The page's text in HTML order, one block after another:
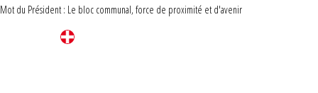
Mot du Président : Le bloc communal, force de proximité et d'avenir